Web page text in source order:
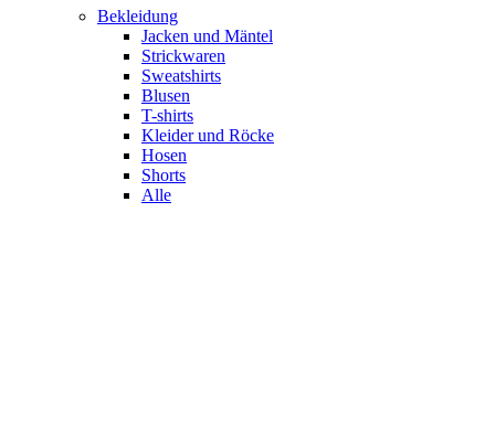
Bekleidung
Jacken und Mäntel
Strickwaren
Sweatshirts
Blusen
T-shirts
Kleider und Röcke
Hosen
Shorts
Alle